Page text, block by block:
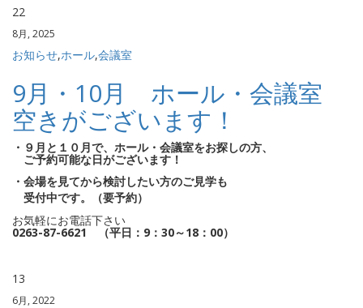
22
8月, 2025
お知らせ,ホール,会議室
9月・10月 ホール・会議室
空きがございます！
・９月と１０月で、ホール・会議室をお探しの方、
ご予約可能な日がございます！
・会場を見てから検討したい方のご見学も
受付中です。（要予約）
お気軽にお電話下さい
0263-87-6621 （平日：9：30～18：00）
13
6月, 2022